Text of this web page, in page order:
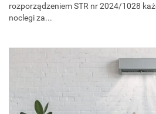
rozporządzeniem STR nr 2024/1028
noclegi za...